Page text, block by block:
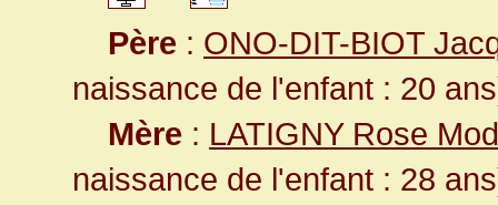
Père : ONO-DIT-BIOT
naissance de l'enfant : 20
Mère : LATIGNY Rose
naissance de l'enfant : 28